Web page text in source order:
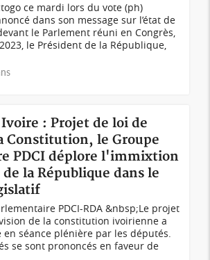
ce mardi lors du vote (ph)
dans son message sur l’état de
le Parlement réuni en Congrès,
le Président de la République,
: Projet de loi de
Constitution, le Groupe
PDCI déplore l'immixtion
la République dans le
PDCI-RDA &nbsp;Le projet
de la constitution ivoirienne a
en séance plénière par les députés.
se sont prononcés en faveur de